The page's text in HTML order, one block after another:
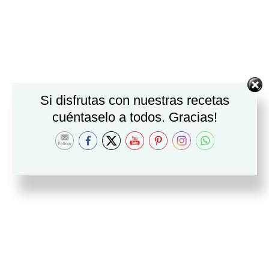
Si disfrutas con nuestras recetas
cuéntaselo a todos. Gracias!